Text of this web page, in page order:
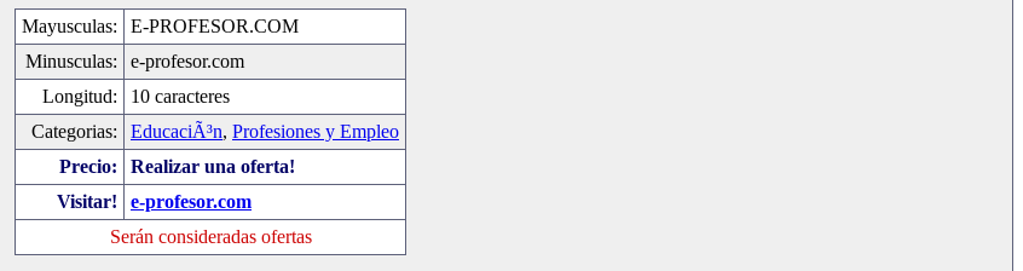
Mayusculas:
E-PROFESOR.COM
Minusculas:
e-profesor.com
Longitud:
10 caracteres
Categorias:
EducaciÃ³n, Profesiones y Empleo
Precio:
Realizar una oferta!
Visitar!
e-profesor.com
Serán consideradas ofertas